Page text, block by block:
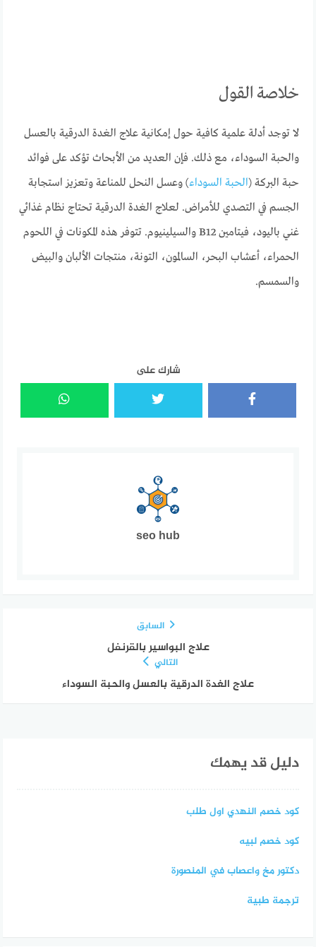
خلاصة القول
لا توجد أدلة علمية كافية حول إمكانية علاج الغدة الدرقية بالعسل
والحبة السوداء، مع ذلك. فإن العديد من الأبحاث تؤكد على فوائد
حبة البركة (الحبة السوداء) وعسل النحل للمناعة وتعزيز استجابة
الجسم في التصدي للأمراض. لعلاج الغدة الدرقية تحتاج نظام غذائي
غني باليود، فيتامين B12 والسيلينيوم. تتوفر هذه المكونات في اللحوم
الحمراء، أعشاب البحر، السالمون، التونة، منتجات الألبان والبيض
والسمسم.
شارك على
seo hub
السابق
علاج البواسير بالقرنفل
التالي
علاج الغدة الدرقية بالعسل والحبة السوداء
دليل قد يهمك
كود خصم النهدي اول طلب
كود خصم لبيه
دكتور مخ واعصاب في المنصورة
ترجمة طبية